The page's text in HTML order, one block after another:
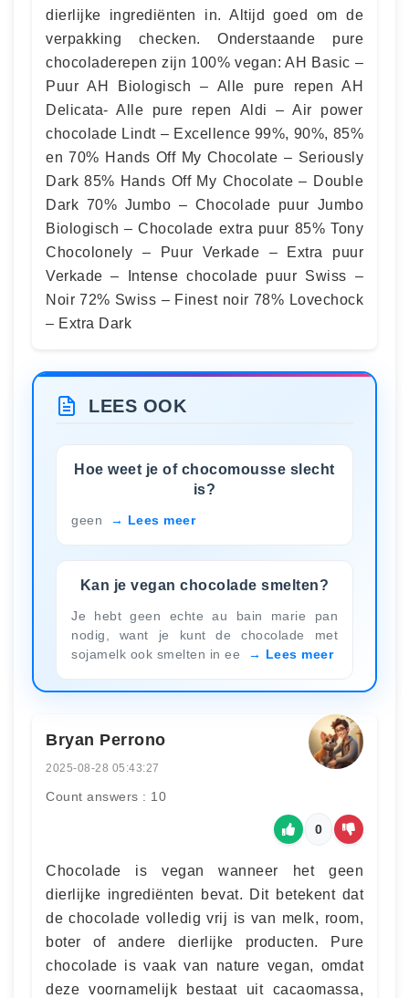
dierlijke ingrediënten in. Altijd goed om de
verpakking checken. Onderstaande pure
chocoladerepen zijn 100% vegan: AH Basic –
Puur AH Biologisch – Alle pure repen AH
Delicata- Alle pure repen Aldi – Air power
chocolade Lindt – Excellence 99%, 90%, 85%
en 70% Hands Off My Chocolate – Seriously
Dark 85% Hands Off My Chocolate – Double
Dark 70% Jumbo – Chocolade puur Jumbo
Biologisch – Chocolade extra puur 85% Tony
Chocolonely – Puur Verkade – Extra puur
Verkade – Intense chocolade puur Swiss –
Noir 72% Swiss – Finest noir 78% Lovechock
– Extra Dark
LEES OOK
Hoe weet je of chocomousse slecht
is?
geen Lees meer
Kan je vegan chocolade smelten?
Je hebt geen echte au bain marie pan
nodig, want je kunt de chocolade met
sojamelk ook smelten in ee
Lees meer
Bryan Perrono
2025-08-28 05:43:27
Count answers : 10
0
Chocolade is vegan wanneer het geen
dierlijke ingrediënten bevat. Dit betekent dat
de chocolade volledig vrij is van melk, room,
boter of andere dierlijke producten. Pure
chocolade is vaak van nature vegan, omdat
deze voornamelijk bestaat uit cacaomassa,